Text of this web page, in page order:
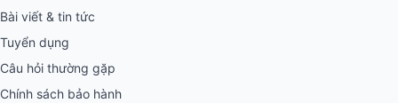
Bài viết & tin tức
Tuyển dụng
Câu hỏi thường gặp
Chính sách bảo hành